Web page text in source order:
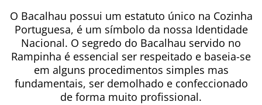
O Bacalhau possui um estatuto único na Cozinha
Portuguesa, é um símbolo da nossa Identidade
Nacional. O segredo do Bacalhau servido no
Rampinha é essencial ser respeitado e baseia-se
em alguns procedimentos simples mas
fundamentais, ser demolhado e confeccionado
de forma muito profissional.